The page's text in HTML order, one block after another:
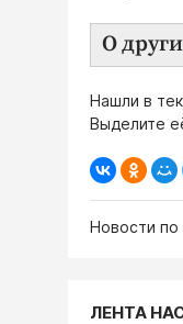
О
Нашли в
Выделите
Новости по
ЛЕНТА